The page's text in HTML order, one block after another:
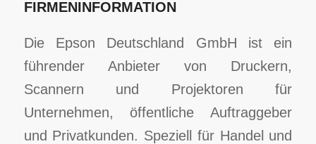
FIRMENINFORMATION
Die Epson Deutschland GmbH ist ein
führender Anbieter von Druckern,
Scannern und Projektoren für
Unternehmen, öffentliche Auftraggeber
und Privatkunden. Speziell für Handel und